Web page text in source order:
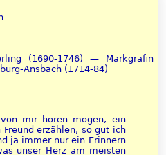
(1690-1746) — Markgräfin
Ansbach (1714-84)
mir hören mögen, ein
erzählen, so gut ich
ja immer nur ein Erinnern
unser Herz am meisten